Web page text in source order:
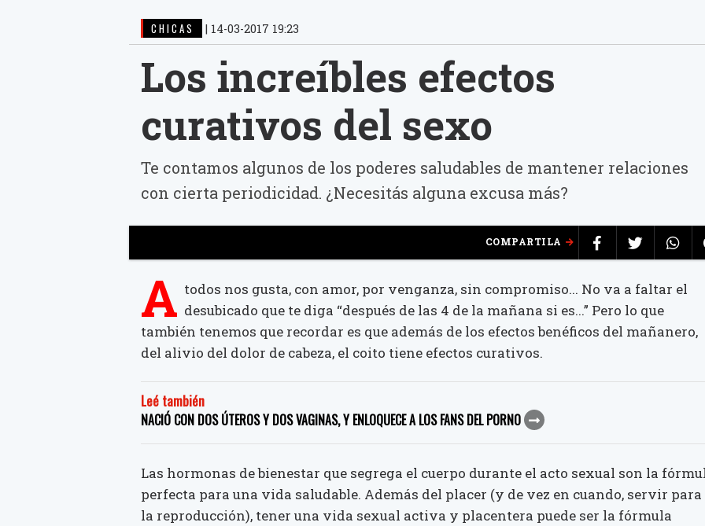
CHICAS | 14-03-2017 19:23
Los increíbles efectos
curativos del sexo
Te contamos algunos de los poderes saludables de mantener relaciones
con cierta periodicidad. ¿Necesitás alguna excusa más?
COMPARTILA
A todos nos gusta, con amor, por venganza, sin compromiso... No va a faltar el
desubicado que te diga “después de las 4 de la mañana si es...” Pero lo que
también tenemos que recordar es que además de los efectos benéficos del mañanero,
del alivio del dolor de cabeza, el coito tiene efectos curativos.
Leé también
NACIÓ CON DOS ÚTEROS Y DOS VAGINAS, Y ENLOQUECE A LOS FANS DEL PORNO
Las hormonas de bienestar que segrega el cuerpo durante el acto sexual son la
perfecta para una vida saludable. Además del placer (y de vez en cuando, servir para
la reproducción), tener una vida sexual activa y placentera puede ser la fórmula